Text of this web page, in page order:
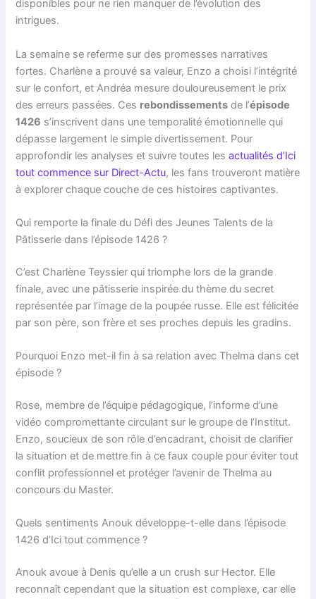
disponibles pour ne rien manquer de l’évolution des
intrigues.
La semaine se referme sur des promesses narratives
fortes. Charlène a prouvé sa valeur, Enzo a choisi l’intégrité
sur le confort, et Andréa mesure douloureusement le prix
des erreurs passées. Ces rebondissements de l’épisode
1426 s’inscrivent dans une temporalité émotionnelle qui
dépasse largement le simple divertissement. Pour
approfondir les analyses et suivre toutes lesactualités d’Ici
tout commence sur Direct-Actu, les fans trouveront matière
à explorer chaque couche de ces histoires captivantes.
Qui remporte la finale du Défi des Jeunes Talents de la
Pâtisserie dans l’épisode 1426 ?
C’est Charlène Teyssier qui triomphe lors de la grande
finale, avec une pâtisserie inspirée du thème du secret
représentée par l’image de la poupée russe. Elle est félicitée
par son père, son frère et ses proches depuis les gradins.
Pourquoi Enzo met-il fin à sa relation avec Thelma dans cet
épisode ?
Rose, membre de l’équipe pédagogique, l’informe d’une
vidéo compromettante circulant sur le groupe de l’Institut.
Enzo, soucieux de son rôle d’encadrant, choisit de clarifier
la situation et de mettre fin à ce faux couple pour éviter tout
conflit professionnel et protéger l’avenir de Thelma au
concours du Master.
Quels sentiments Anouk développe-t-elle dans l’épisode
1426 d’Ici tout commence ?
Anouk avoue à Denis qu’elle a un crush sur Hector. Elle
reconnaît cependant que la situation est complexe, car elle